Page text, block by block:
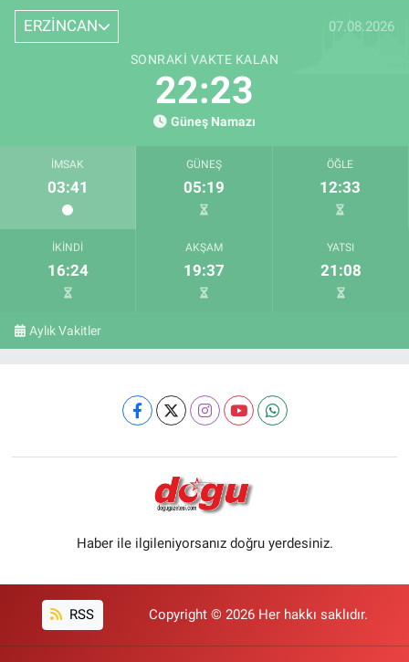
ERZİNCAN 07.08.2026
SONRAKI VAKTE KALAN
22:22
Güneş Namazı
İMSAK
03:41
GÜNEŞ
05:19
ÖĞLE
12:33
İKINDI
16:24
AKŞAM
19:37
YATSI
21:08
Aylık Vakitler
Haber ile ilgileniyorsanız doğru yerdesiniz.
RSS Copyright © 2026 Her hakkı saklıdır.